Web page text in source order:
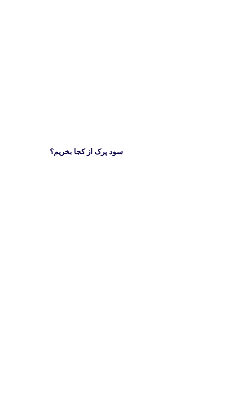
سود پرک از کجا بخریم؟